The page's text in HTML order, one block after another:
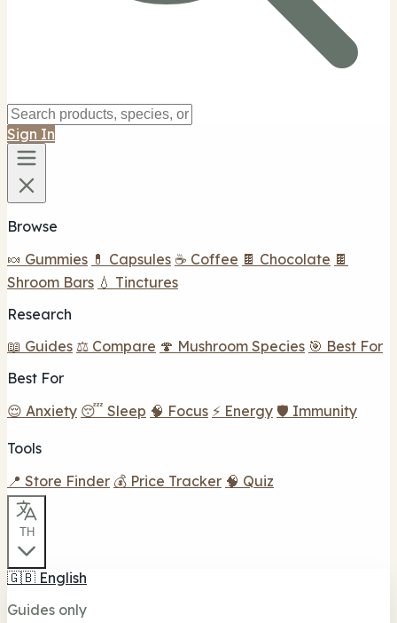
Sign In
Browse
🍬 Gummies 💊 Capsules ☕ Coffee 🍫 Chocolate 🍫
Shroom Bars 💧 Tinctures
Research
📖 Guides ⚖️ Compare 🍄 Mushroom Species 🎯 Best For
Best For
😌 Anxiety 😴 Sleep 🧠 Focus ⚡ Energy 🛡️ Immunity
Tools
📍 Store Finder 💰 Price Tracker 🧠 Quiz
TH
🇬🇧 English
Guides only